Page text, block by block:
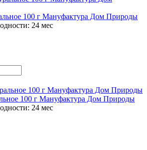
100 г Мануфактура Дом Природы
24 мес
100 г Мануфактура Дом Природы
24 мес